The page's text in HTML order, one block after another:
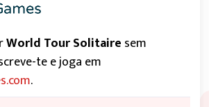
World Tour Solitaire sem
te e joga em
.